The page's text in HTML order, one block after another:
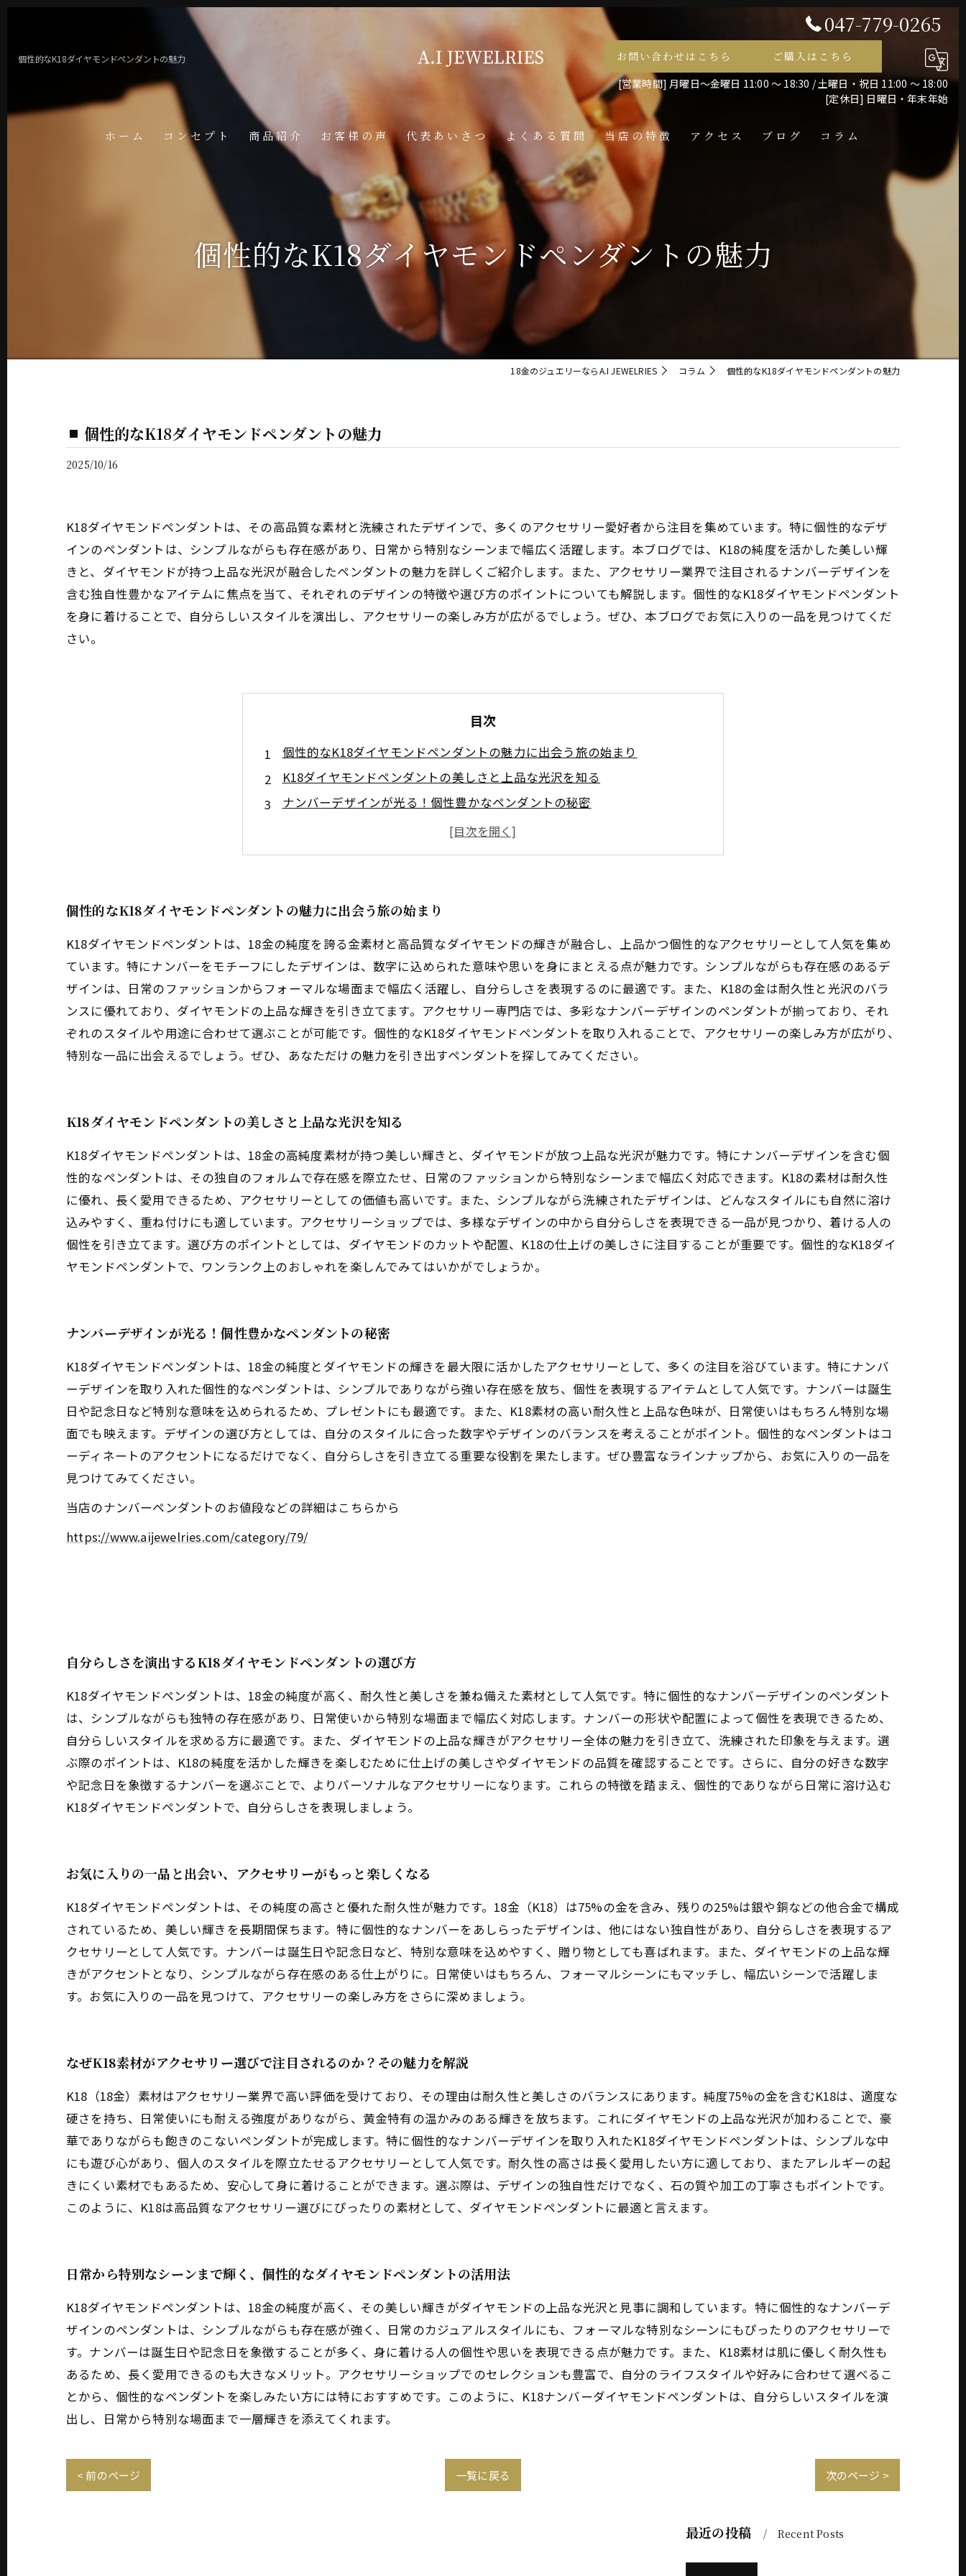
個性的なK18ダイヤモンドペンダントの魅力
047-779-0265
お問い合わせはこちら
ご購入はこちら
[営業時間] 月曜日～金曜日 11:00 ～ 18:30 / 土曜日・祝日 11:00 ～ 18:00
[定休日] 日曜日・年末年始
ホーム コンセプト 商品紹介 お客様の声 代表あいさつ よくある質問 当店の特徴
喜平
ネックレス
メンズ
ペンダント
アクセス ブログ コラム
個性的なK18ダイヤモンドペンダントの魅力
18金のジュエリーならA.I JEWELRIES コラム 個性的なK18ダイヤモンドペンダントの魅力
個性的なK18ダイヤモンドペンダントの魅力
2025/10/16
K18ダイヤモンドペンダントは、その高品質な素材と洗練されたデザインで、多くのアクセサリー愛好者から注目を集めています。特に個性的なデザ
インのペンダントは、シンプルながらも存在感があり、日常から特別なシーンまで幅広く活躍します。本ブログでは、K18の純度を活かした美しい輝
きと、ダイヤモンドが持つ上品な光沢が融合したペンダントの魅力を詳しくご紹介します。また、アクセサリー業界で注目されるナンバーデザインを
含む独自性豊かなアイテムに焦点を当て、それぞれのデザインの特徴や選び方のポイントについても解説します。個性的なK18ダイヤモンドペンダント
を身に着けることで、自分らしいスタイルを演出し、アクセサリーの楽しみ方が広がるでしょう。ぜひ、本ブログでお気に入りの一品を見つけてくだ
さい。
目次
個性的なK18ダイヤモンドペンダントの魅力に出会う旅の始まり
K18ダイヤモンドペンダントの美しさと上品な光沢を知る
ナンバーデザインが光る！個性豊かなペンダントの秘密
自分らしさを演出するK18ダイヤモンドペンダントの選び方
お気に入りの一品と出会い、アクセサリーがもっと楽しくなる
日常から特別なシーンまで輝く、個性的なダイヤモンドペンダントの活用法
個性的なK18ダイヤモンドペンダントの魅力に出会う旅の始まり
K18ダイヤモンドペンダントは、18金の純度を誇る金素材と高品質なダイヤモンドの輝きが融合し、上品かつ個性的なアクセサリーとして人気を集め
ています。特にナンバーをモチーフにしたデザインは、数字に込められた意味や思いを身にまとえる点が魅力です。シンプルながらも存在感のあるデ
ザインは、日常のファッションからフォーマルな場面まで幅広く活躍し、自分らしさを表現するのに最適です。また、K18の金は耐久性と光沢のバラ
ンスに優れており、ダイヤモンドの上品な輝きを引き立てます。アクセサリー専門店では、多彩なナンバーデザインのペンダントが揃っており、それ
ぞれのスタイルや用途に合わせて選ぶことが可能です。個性的なK18ダイヤモンドペンダントを取り入れることで、アクセサリーの楽しみ方が広がり、
特別な一品に出会えるでしょう。ぜひ、あなただけの魅力を引き出すペンダントを探してみてください。
K18ダイヤモンドペンダントの美しさと上品な光沢を知る
K18ダイヤモンドペンダントは、18金の高純度素材が持つ美しい輝きと、ダイヤモンドが放つ上品な光沢が魅力です。特にナンバーデザインを含む個
性的なペンダントは、その独自のフォルムで存在感を際立たせ、日常のファッションから特別なシーンまで幅広く対応できます。K18の素材は耐久性
に優れ、長く愛用できるため、アクセサリーとしての価値も高いです。また、シンプルながら洗練されたデザインは、どんなスタイルにも自然に溶け
込みやすく、重ね付けにも適しています。アクセサリーショップでは、多様なデザインの中から自分らしさを表現できる一品が見つかり、着ける人の
個性を引き立てます。選び方のポイントとしては、ダイヤモンドのカットや配置、K18の仕上げの美しさに注目することが重要です。個性的なK18ダイ
ヤモンドペンダントで、ワンランク上のおしゃれを楽しんでみてはいかがでしょうか。
ナンバーデザインが光る！個性豊かなペンダントの秘密
K18ダイヤモンドペンダントは、18金の純度とダイヤモンドの輝きを最大限に活かしたアクセサリーとして、多くの注目を浴びています。特にナンバ
ーデザインを取り入れた個性的なペンダントは、シンプルでありながら強い存在感を放ち、個性を表現するアイテムとして人気です。ナンバーは誕生
日や記念日など特別な意味を込められるため、プレゼントにも最適です。また、K18素材の高い耐久性と上品な色味が、日常使いはもちろん特別な場
面でも映えます。デザインの選び方としては、自分のスタイルに合った数字やデザインのバランスを考えることがポイント。個性的なペンダントはコ
ーディネートのアクセントになるだけでなく、自分らしさを引き立てる重要な役割を果たします。ぜひ豊富なラインナップから、お気に入りの一品を
見つけてみてください。
当店のナンバーペンダントのお値段などの詳細はこちらから
https://www.aijewelries.com/category/79/
自分らしさを演出するK18ダイヤモンドペンダントの選び方
K18ダイヤモンドペンダントは、18金の純度が高く、耐久性と美しさを兼ね備えた素材として人気です。特に個性的なナンバーデザインのペンダント
は、シンプルながらも独特の存在感があり、日常使いから特別な場面まで幅広く対応します。ナンバーの形状や配置によって個性を表現できるため、
自分らしいスタイルを求める方に最適です。また、ダイヤモンドの上品な輝きがアクセサリー全体の魅力を引き立て、洗練された印象を与えます。選
ぶ際のポイントは、K18の純度を活かした輝きを楽しむために仕上げの美しさやダイヤモンドの品質を確認することです。さらに、自分の好きな数字
や記念日を象徴するナンバーを選ぶことで、よりパーソナルなアクセサリーになります。これらの特徴を踏まえ、個性的でありながら日常に溶け込む
K18ダイヤモンドペンダントで、自分らしさを表現しましょう。
お気に入りの一品と出会い、アクセサリーがもっと楽しくなる
K18ダイヤモンドペンダントは、その純度の高さと優れた耐久性が魅力です。18金（K18）は75%の金を含み、残りの25%は銀や銅などの他合金で構成
されているため、美しい輝きを長期間保ちます。特に個性的なナンバーをあしらったデザインは、他にはない独自性があり、自分らしさを表現するア
クセサリーとして人気です。ナンバーは誕生日や記念日など、特別な意味を込めやすく、贈り物としても喜ばれます。また、ダイヤモンドの上品な輝
きがアクセントとなり、シンプルながら存在感のある仕上がりに。日常使いはもちろん、フォーマルシーンにもマッチし、幅広いシーンで活躍しま
す。お気に入りの一品を見つけて、アクセサリーの楽しみ方をさらに深めましょう。
なぜK18素材がアクセサリー選びで注目されるのか？その魅力を解説
K18（18金）素材はアクセサリー業界で高い評価を受けており、その理由は耐久性と美しさのバランスにあります。純度75%の金を含むK18は、適度な
硬さを持ち、日常使いにも耐える強度がありながら、黄金特有の温かみのある輝きを放ちます。これにダイヤモンドの上品な光沢が加わることで、豪
華でありながらも飽きのこないペンダントが完成します。特に個性的なナンバーデザインを取り入れたK18ダイヤモンドペンダントは、シンプルな中
にも遊び心があり、個人のスタイルを際立たせるアクセサリーとして人気です。耐久性の高さは長く愛用したい方に適しており、またアレルギーの起
きにくい素材でもあるため、安心して身に着けることができます。選ぶ際は、デザインの独自性だけでなく、石の質や加工の丁寧さもポイントです。
このように、K18は高品質なアクセサリー選びにぴったりの素材として、ダイヤモンドペンダントに最適と言えます。
日常から特別なシーンまで輝く、個性的なダイヤモンドペンダントの活用法
K18ダイヤモンドペンダントは、18金の純度が高く、その美しい輝きがダイヤモンドの上品な光沢と見事に調和しています。特に個性的なナンバーデ
ザインのペンダントは、シンプルながらも存在感が強く、日常のカジュアルスタイルにも、フォーマルな特別なシーンにもぴったりのアクセサリーで
す。ナンバーは誕生日や記念日を象徴することが多く、身に着ける人の個性や思いを表現できる点が魅力です。また、K18素材は肌に優しく耐久性も
あるため、長く愛用できるのも大きなメリット。アクセサリーショップでのセレクションも豊富で、自分のライフスタイルや好みに合わせて選べるこ
とから、個性的なペンダントを楽しみたい方には特におすすめです。このように、K18ナンバーダイヤモンドペンダントは、自分らしいスタイルを演
出し、日常から特別な場面まで一層輝きを添えてくれます。
< 前のページ 一覧に戻る 次のページ >
最近の投稿 Recent Posts